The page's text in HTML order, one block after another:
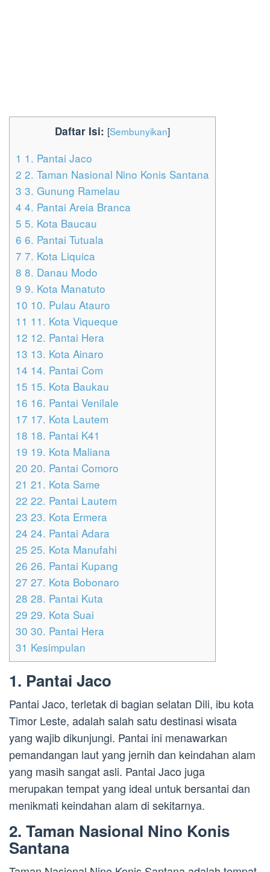
Daftar Isi: [Sembunyikan]
1 1. Pantai Jaco
2 2. Taman Nasional Nino Konis Santana
3 3. Gunung Ramelau
4 4. Pantai Areia Branca
5 5. Kota Baucau
6 6. Pantai Tutuala
7 7. Kota Liquica
8 8. Danau Modo
9 9. Kota Manatuto
10 10. Pulau Atauro
11 11. Kota Viqueque
12 12. Pantai Hera
13 13. Kota Ainaro
14 14. Pantai Com
15 15. Kota Baukau
16 16. Pantai Venilale
17 17. Kota Lautem
18 18. Pantai K41
19 19. Kota Maliana
20 20. Pantai Comoro
21 21. Kota Same
22 22. Pantai Lautem
23 23. Kota Ermera
24 24. Pantai Adara
25 25. Kota Manufahi
26 26. Pantai Kupang
27 27. Kota Bobonaro
28 28. Pantai Kuta
29 29. Kota Suai
30 30. Pantai Hera
31 Kesimpulan
1. Pantai Jaco
Pantai Jaco, terletak di bagian selatan Dili, ibu kota
Timor Leste, adalah salah satu destinasi wisata
yang wajib dikunjungi. Pantai ini menawarkan
pemandangan laut yang jernih dan keindahan alam
yang masih sangat asli. Pantai Jaco juga
merupakan tempat yang ideal untuk bersantai dan
menikmati keindahan alam di sekitarnya.
2. Taman Nasional Nino Konis
Santana